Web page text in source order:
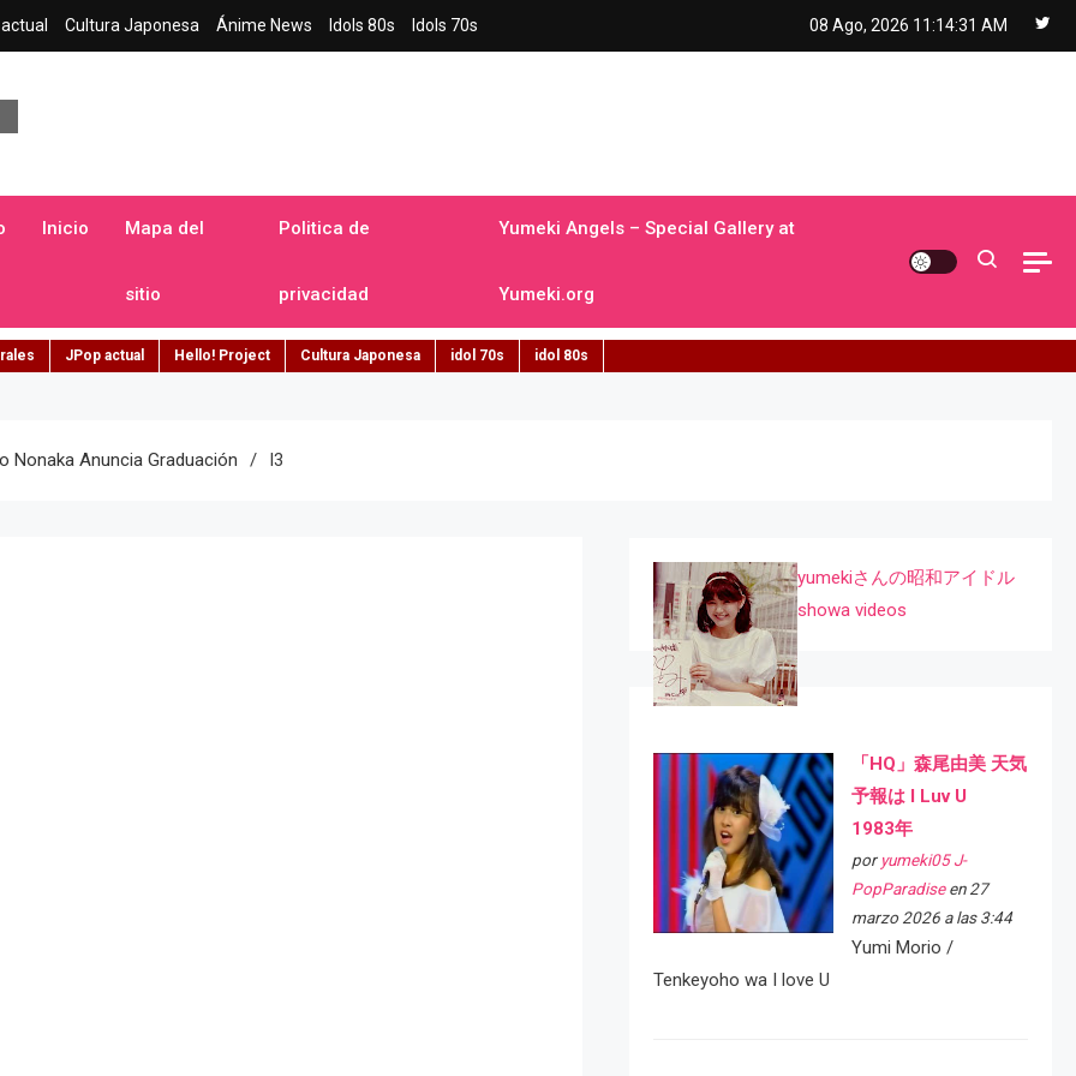
Cultura Japonesa Ánime News Idols 80s Idols 70s 08 Ago, 2026 11:14:32 AM
Inicio Mapa del
sitio
Politica de
privacidad
Yumeki Angels – Special Gallery at
Yumeki.org
JPop actual Hello! Project Cultura Japonesa idol 70s idol 80s
Nonaka Anuncia Graduación I3
yumekiさんの昭和アイドル
showa videos
「HQ」森尾由美 天気
予報は I Luv U
1983年
por yumeki05 J-
PopParadiseen 27
marzo 2026 a las 3:44
Yumi Morio /
Tenkeyoho wa I love U